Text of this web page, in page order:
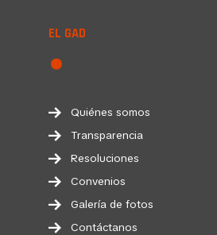
EL GAD
Quiénes somos
Transparencia
Resoluciones
Convenios
Galería de fotos
Contáctanos